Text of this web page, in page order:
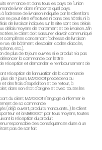
en France et dans tous les pays de l'Union
livrer dans n'importe quel pays.
l’adresse de livraison indiquée par le Client lors
ne peut être effectuée ni dans des hôtels, ni à
de livraison indiqués sur le site sont des délais
délais moyens de traitement et de livraison. Afin
le Client doit s’assurer d’avoir communiqué
complètes concernant l’adresse de livraison
rue, de bâtiment, d’escalier, codes d’accès,
etc.).
de plus de 10 jours ouvrés, si le produit n'a pas
la commande par lettre
réception et demander le remboursement de
réception de l'annulation de la commande
de 7 jours, MARGGOT procèdera au
et des frais d'expédition et de retour, à
dans son état d'origine et avec toutes les
du client, MARGGOT s'engage à informer le
de sa commande.
(déjà ouvert, produits manquants…), le Client
et à MARGGOT, par tous moyens, toutes
la réception du produit.
responsable des conséquences dues à un
pas de son fait.